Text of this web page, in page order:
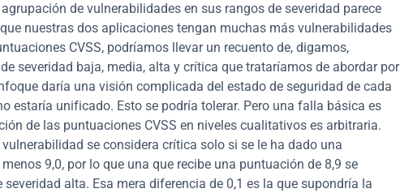
de vulnerabilidades en sus rangos de severidad parece
nuestras dos aplicaciones tengan muchas más vulnerabilidades
CVSS, podríamos llevar un recuento de, digamos,
severidad baja, media, alta y crítica que trataríamos de abordar por
daría una visión complicada del estado de seguridad de cada
estaría unificado. Esto se podría tolerar. Pero una falla básica es
de las puntuaciones CVSS en niveles cualitativos es arbitraria.
vulnerabilidad se considera crítica solo si se le ha dado una
9,0, por lo que una que recibe una puntuación de 8,9 se
alta. Esa mera diferencia de 0,1 es la que supondría la